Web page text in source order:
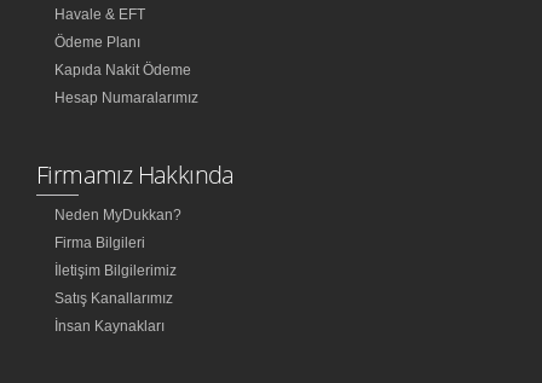
Havale & EFT
Ödeme Planı
Kapıda Nakit Ödeme
Hesap Numaralarımız
Firmamız Hakkında
Neden MyDukkan?
Firma Bilgileri
İletişim Bilgilerimiz
Satış Kanallarımız
İnsan Kaynakları